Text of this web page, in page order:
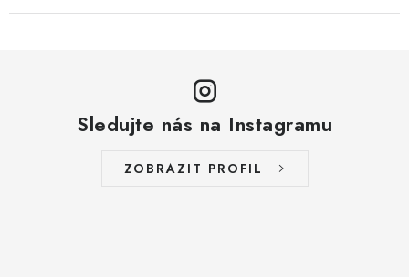
OŘECHY PRAŽENÉ, SOLENÉ A DOCHUCENÉ /
PISTÁCIE PRAŽENÉ SOLENÉ
Sledujte nás na Instagramu
ZOBRAZIT PROFIL